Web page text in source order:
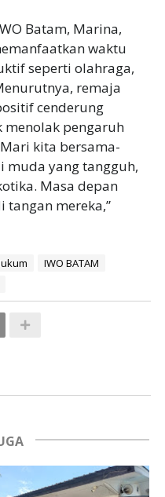
Batam, Marina,
waktu
seperti olahraga,
remaja
cenderung
pengaruh
kita bersama-
muda yang tangguh,
Masa depan
tangan mereka,”
IWO BATAM